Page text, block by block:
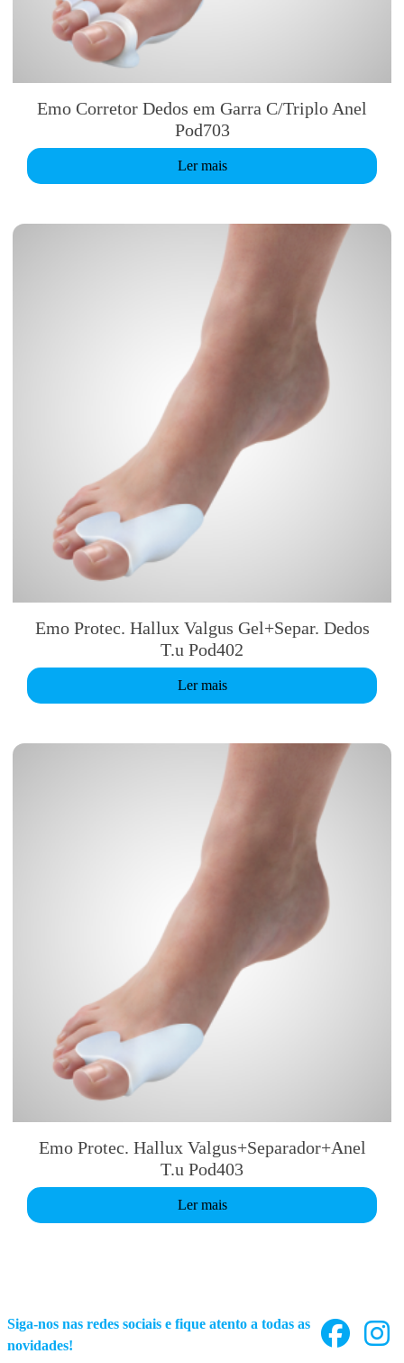
Emo Corretor Dedos em Garra C/Triplo Anel
Pod703
Ler mais
Emo Protec. Hallux Valgus Gel+Separ. Dedos
T.u Pod402
Ler mais
Emo Protec. Hallux Valgus+Separador+Anel
T.u Pod403
Ler mais
Siga-nos nas redes sociais e fique atento a todas as
novidades!